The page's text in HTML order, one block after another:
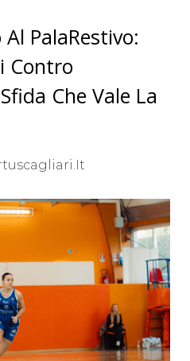
PalaRestivo:
Contro
Che Vale La